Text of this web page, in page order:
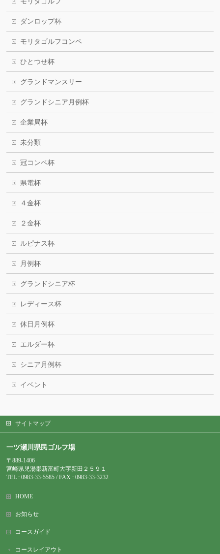
ダンロップ杯
モリタゴルフコンペ
ひとつせ杯
グランドマンスリー
グランドシニア月例杯
企業局杯
未分類
冠コンペ杯
県電杯
４金杯
２金杯
ルピナス杯
月例杯
グランドシニア杯
レディース杯
休日月例杯
エルダー杯
シニア月例杯
イベント
サイトマップ
一ツ瀬川県民ゴルフ場
〒889-1406
宮崎県児湯郡新富町大字新田２５９１
TEL : 0983-33-5585 / FAX : 0983-33-3232
HOME
お知らせ
コースガイド
コースレイアウト